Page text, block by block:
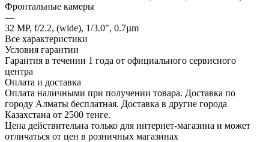
Фронтальные камеры
—
32 MP, f/2.2, (wide), 1/3.0", 0.7µm
Все характеристики
Условия гарантии
Гарантия в течении 1 года от официального сервисного
центра
Оплата и доставка
Оплата наличными при получении товара. Доставка по
городу Алматы бесплатная. Доставка в другие города
Казахстана от 2500 тенге.
Цена действительна только для интернет-магазина и может
отличаться от цен в розничных магазинах